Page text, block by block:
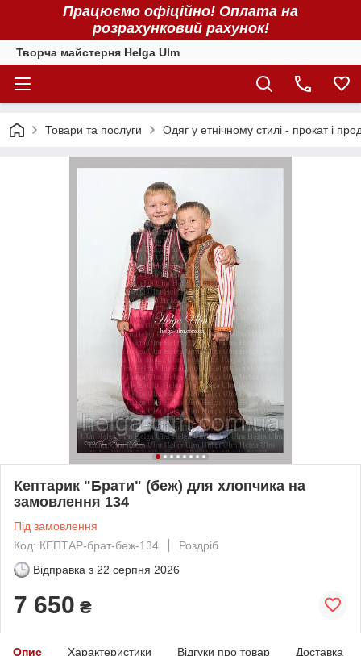
Працюємо офіційно! Оплата на
розрахунковий рахунок!
Творча майстерня Helga Ulm
Товари та послуги Одяг у етнічному стилі - прокат і
Кептарик "Брати" (беж) для хлопчика на
замовлення 134
Під замовлення
Код: КЕПТАР-брат-беж-134
Роздріб
Відправка з 22 серпня 2026
7 650 ₴
Опис Характеристики Відгуки про товар Доставка